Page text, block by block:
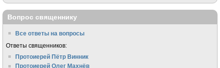
Вопрос священнику
Все ответы на вопросы
Ответы священников:
Протоиерей Пётр Винник
Протоиерей Олег Махнёв